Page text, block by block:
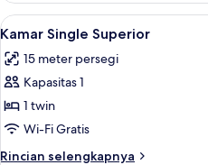
Keluarga
Lihat
semua
foto
untuk
Kamar
Single
Superior
2
Kamar Single Superior
15 meter persegi
Kapasitas 1
1 twin
Wi-Fi Gratis
Rincian selengkapnya
Rincian